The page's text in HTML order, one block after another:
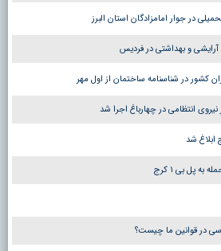
آرایشی و بهداشتی در فردیس
کشور در شناسنامه ساختمان از اول مهر
انتظامی در چهارباغ اجرا شد
ابلاغ شد
پل بی ۱ کرج
در قوانین ما چیست؟